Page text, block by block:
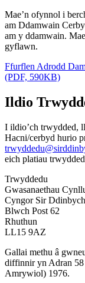
Mae’n ofynnol i
am Ddamwain
am y ddamwain.
gyflawn.
Ffurflen Adrodd
(PDF, 590KB)
Ildio
I ildio’ch trwydded,
Hacni/cerbyd hurio
eich platiau
Trwyddedu
Gwasanaethau
Cyngor Sir Ddinbych
Blwch Post 62
Rhuthun
LL15 9AZ
Gallai methu â
diffinnir yn Adran
Amrywiol) 1976.